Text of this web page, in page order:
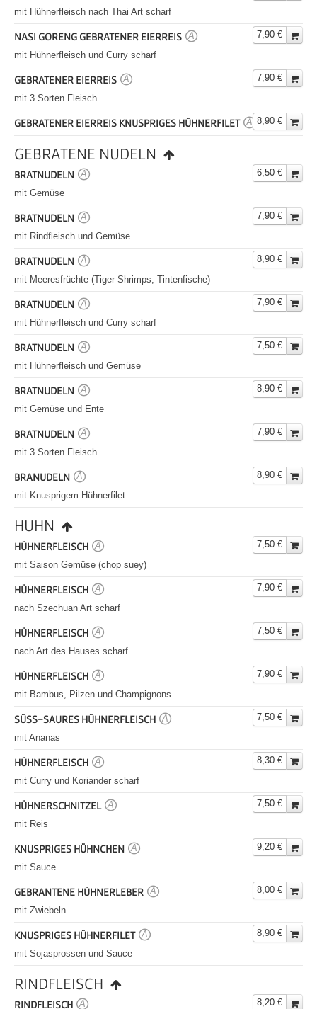
mit Hühnerfleisch nach Thai Art scharf
NASI GORENG GEBRATENER EIERREIS A
7,90 €
mit Hühnerfleisch und Curry scharf
GEBRATENER EIERREIS A
7,90 €
mit 3 Sorten Fleisch
GEBRATENER EIERREIS KNUSPRIGES HÜHNERFILET A 8,90 €
GEBRATENE NUDELN
BRATNUDELN A
6,50 €
mit Gemüse
BRATNUDELN A
7,90 €
mit Rindfleisch und Gemüse
BRATNUDELN A
8,90 €
mit Meeresfrüchte (Tiger Shrimps, Tintenfische)
BRATNUDELN A
7,90 €
mit Hühnerfleisch und Curry scharf
BRATNUDELN A
7,50 €
mit Hühnerfleisch und Gemüse
BRATNUDELN A
8,90 €
mit Gemüse und Ente
BRATNUDELN A
7,90 €
mit 3 Sorten Fleisch
BRANUDELN A
8,90 €
mit Knusprigem Hühnerfilet
HUHN
HÜHNERFLEISCH A
7,50 €
mit Saison Gemüse (chop suey)
HÜHNERFLEISCH A
7,90 €
nach Szechuan Art scharf
HÜHNERFLEISCH A
7,50 €
nach Art des Hauses scharf
HÜHNERFLEISCH A
7,90 €
mit Bambus, Pilzen und Champignons
SÜSS-SAURES HÜHNERFLEISCH A
7,50 €
mit Ananas
HÜHNERFLEISCH A
8,30 €
mit Curry und Koriander scharf
HÜHNERSCHNITZEL A
7,50 €
mit Reis
KNUSPRIGES HÜHNCHEN A
9,20 €
mit Sauce
GEBRANTENE HÜHNERLEBER A
8,00 €
mit Zwiebeln
KNUSPRIGES HÜHNERFILET A
8,90 €
mit Sojasprossen und Sauce
RINDFLEISCH
RINDFLEISCH A 8,20 €